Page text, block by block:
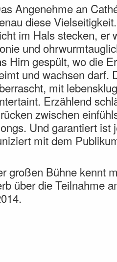
Angenehme an
diese
im Hals stecken, er
und
Hirn gespült, wo die
und wachsen darf.
mit
Erzählend
zwischen
Und garantiert ist
mit dem
großen Bühne kennt
über die Teilnahme